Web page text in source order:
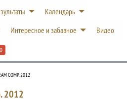
Календарь
Интересное и забавное
Видео
0
COMP. 2012
2012